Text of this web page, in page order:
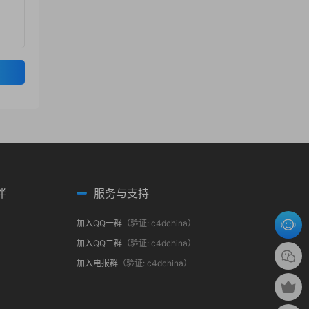
服务与支持
加入QQ一群（验证: c4dchina）
加入QQ二群（验证: c4dchina）
加入电报群（验证: c4dchina）